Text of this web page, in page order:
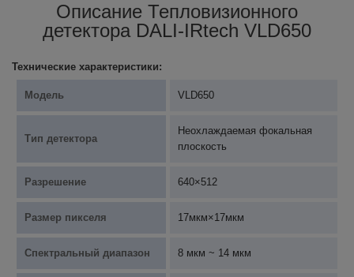
Описание Тепловизионного
детектора DALI-IRtech VLD650
Технические характеристики:
Модель VLD650
Тип детектора
Неохлаждаемая фокальная
плоскость
Разрешение 640×512
Размер пикселя 17мкм×17мкм
Спектральный диапазон 8 мкм ~ 14 мкм